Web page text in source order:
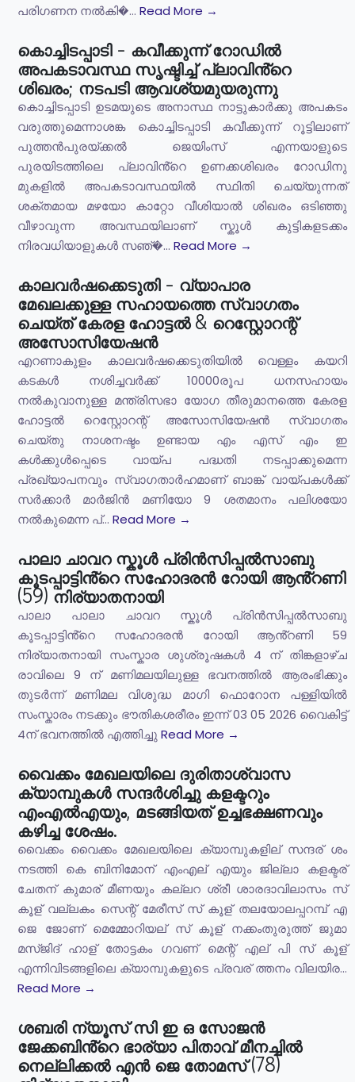
പരിഗണന നൽകി�... Read More →
കൊച്ചിടപ്പാടി - കവീക്കുന്ന് റോഡിൽ
അപകടാവസ്ഥ സൃഷ്ടിച്ച് പ്ലാവിൻ്റെ
ശിഖരം; നടപടി ആവശ്യമുയരുന്നു
കൊച്ചിടപ്പാടി ഉടമയുടെ അനാസ്ഥ നാട്ടുകാർക്കു അപകടം
വരുത്തുമെന്നാശങ്ക കൊച്ചിടപ്പാടി കവീക്കുന്ന് റൂട്ടിലാണ്
പുത്തൻപുരയ്ക്കൽ ജെയിംസ് എന്നയാളുടെ
പുരയിടത്തിലെ പ്ലാവിൻ്റെ ഉണക്കശിഖരം റോഡിനു
മുകളിൽ അപകടാവസ്ഥയിൽ സ്ഥിതി ചെയ്യുന്നത്
ശക്തമായ മഴയോ കാറ്റോ വീശിയാൽ ശിഖരം ഒടിഞ്ഞു
വീഴാവുന്ന അവസ്ഥയിലാണ് സ്കൂൾ കുട്ടികളടക്കം
നിരവധിയാളുകൾ സഞ്�... Read More →
കാലവർഷക്കെടുതി - വ്യാപാര
മേഖലക്കുള്ള സഹായത്തെ സ്വാഗതം
ചെയ്ത് കേരള ഹോട്ടൽ & റെസ്റ്റോറന്റ്
അസോസിയേഷൻ
എറണാകുളം കാലവർഷക്കെടുതിയിൽ വെള്ളം കയറി
കടകൾ നശിച്ചവർക്ക് 10000രൂപ ധനസഹായം
നൽകുവാനുള്ള മന്ത്രിസഭാ യോഗ തീരുമാനത്തെ കേരള
ഹോട്ടൽ റെസ്റ്റോറന്റ് അസോസിയേഷൻ സ്വാഗതം
ചെയ്തു നാശനഷ്ടം ഉണ്ടായ എം എസ് എം ഇ
കൾക്കുൾപ്പെടെ വായ്പ പദ്ധതി നടപ്പാക്കുമെന്ന
പ്രഖ്യാപനവും സ്വാഗതാർഹമാണ് ബാങ്ക് വായ്പകൾക്ക്
സർക്കാർ മാർജിൻ മണിയോ 9 ശതമാനം പലിശയോ
നൽകുമെന്ന പ്... Read More →
പാലാ ചാവറ സ്കൂൾ പ്രിൻസിപ്പൽസാബു
കൂടപ്പാട്ടിൻ്റെ സഹോദരൻ റോയി ആൻ്റണി
(59) നിര്യാതനായി
പാലാ പാലാ ചാവറ സ്കൂൾ പ്രിൻസിപ്പൽസാബു
കൂടപ്പാട്ടിൻ്റെ സഹോദരൻ റോയി ആൻ്റണി 59
നിര്യാതനായി സംസ്കാര ശുശ്രൂഷകൾ 4 ന് തിങ്കളാഴ്ച
രാവിലെ 9 ന് മണിമലയിലുള്ള ഭവനത്തിൽ ആരംഭിക്കും
തുടർന്ന് മണിമല വിശുദ്ധ മാഗി ഫൊറോന പള്ളിയിൽ
സംസ്കാരം നടക്കും ഭൗതികശരീരം ഇന്ന് 03 05 2026 വൈകിട്ട്
4ന് ഭവനത്തിൽ എത്തിച്ചു Read More →
വൈക്കം മേഖലയിലെ ദുരിതാശ്വാസ
ക്യാമ്പുകള്‍ സന്ദര്‍ശിച്ചു കളക്ടറും
എംഎല്‍എയും, മടങ്ങിയത് ഉച്ചഭക്ഷണവും
കഴിച്ച ശേഷം.
വൈക്കം വൈക്കം മേഖലയിലെ ക്യാമ്പുകളില് സന്ദര് ശം
നടത്തി കെ ബിനിമോന് എംഎല് എയും ജില്ലാ കളക്ടര്
ചേതന് കുമാര് മീണയും കല്ലറ ശ്രീ ശാരദാവിലാസം സ്
കൂള് വല്ലകം സെന്റ് മേരീസ് സ് കൂള് തലയോലപ്പറമ്പ് എ
ജെ ജോണ് മെമ്മോറിയല് സ് കൂള് നക്കംതുരുത്ത് ജുമാ
മസ്ജിദ് ഹാള് തോട്ടകം ഗവണ് മെന്റ് എല് പി സ് കൂള്
എന്നിവിടങ്ങളിലെ ക്യാമ്പുകളുടെ പ്രവര് ത്തനം വിലയിര...
Read More →
ശബരി ന്യൂസ് സി ഇ ഒ സോജൻ
ജേക്കബിൻ്റെ ഭാര്യാ പിതാവ് മീനച്ചിൽ
നെല്ലിക്കൽ എൻ ജെ തോമസ് (78)